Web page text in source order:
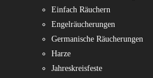
Einfach Räuchern
Engelräucherungen
Germanische Räucherungen
Harze
Jahreskreisfeste